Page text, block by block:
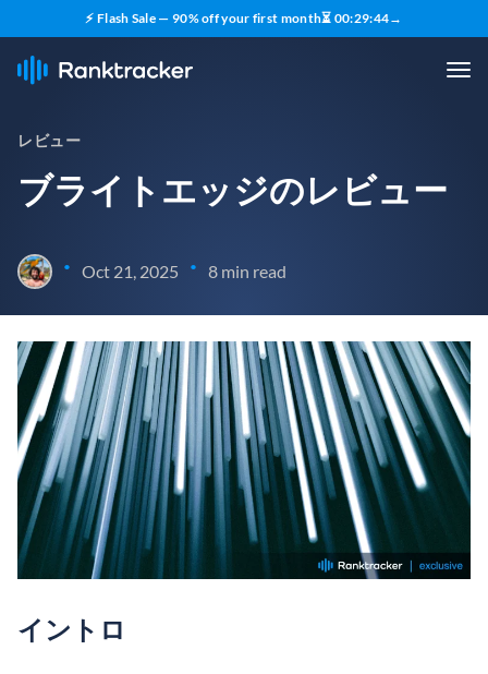
⚡ Flash Sale — 90% off your first month⏳ 00:29:43→
レビュー
ブライトエッジのレビュー
• Oct 21, 2025 • 8 min read
イントロ